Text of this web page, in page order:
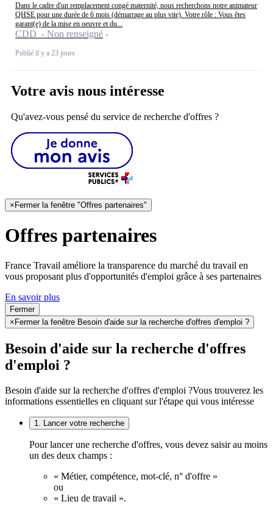
Dans le cadre d'un remplacement congé maternité, nous recherchons notre animateur
QHSE pour une durée de 6 mois (démarrage au plus vite). Votre rôle : Vous êtes
garant(e) de la mise en oeuvre et du...
CDD - Non renseigné
Publié il y a 23 jours
Votre avis nous intéresse
Qu'avez-vous pensé du service de recherche d'offres ?
× Fermer la fenêtre "Offres partenaires"
Offres partenaires
France Travail améliore la transparence du marché du travail en
vous proposant plus d'opportunités d'emploi grâce à ses partenaires
En savoir plus
Fermer
×Fermer la fenêtre Besoin d'aide sur la recherche d'offres d'emploi ?
Besoin d'aide sur la recherche d'offres
d'emploi ?
Besoin d'aide sur la recherche d'offres d'emploi ?Vous trouverez les
informations essentielles en cliquant sur l'étape qui vous intéresse
1. Lancer votre recherche
Pour lancer une recherche d'offres, vous devez saisir au moins
un des deux champs :
« Métier, compétence, mot-clé, n° d'offre »
ou
« Lieu de travail ».